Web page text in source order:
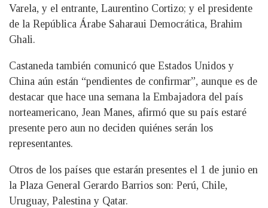
Varela, y el entrante, Laurentino Cortizo; y el presidente
de la República Árabe Saharaui Democrática, Brahim
Ghali.
Castaneda también comunicó que Estados Unidos y
China aún están “pendientes de confirmar”, aunque es de
destacar que hace una semana la Embajadora del país
norteamericano, Jean Manes, afirmó que su país estaré
presente pero aun no deciden quiénes serán los
representantes.
Otros de los países que estarán presentes el 1 de junio en
la Plaza General Gerardo Barrios son: Perú, Chile,
Uruguay, Palestina y Qatar.